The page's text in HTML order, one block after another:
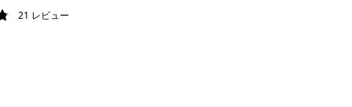
/ 5
21 レビュー